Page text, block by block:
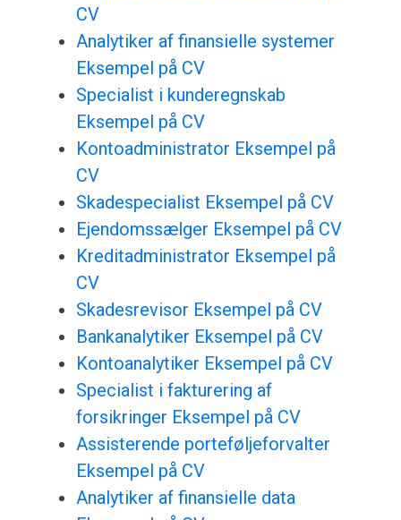
CV
Analytiker af finansielle systemer
Eksempel på CV
Specialist i kunderegnskab
Eksempel på CV
Kontoadministrator Eksempel på
CV
Skadespecialist Eksempel på CV
Ejendomssælger Eksempel på CV
Kreditadministrator Eksempel på
CV
Skadesrevisor Eksempel på CV
Bankanalytiker Eksempel på CV
Kontoanalytiker Eksempel på CV
Specialist i fakturering af
forsikringer Eksempel på CV
Assisterende porteføljeforvalter
Eksempel på CV
Analytiker af finansielle data